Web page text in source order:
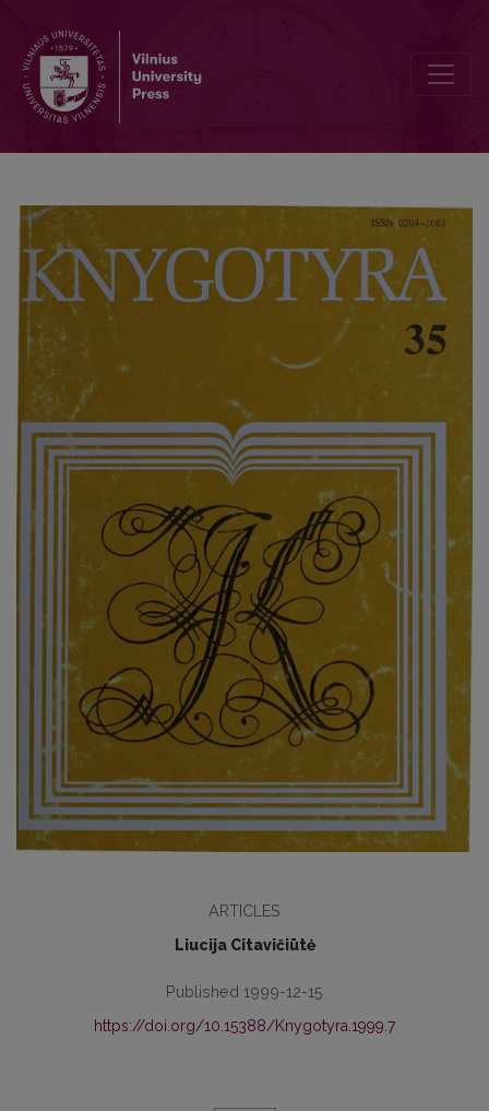
ARTICLES
Liucija Citavičiūtė
Published 1999-12-15
https://doi.org/10.15388/Knygotyra.1999.7